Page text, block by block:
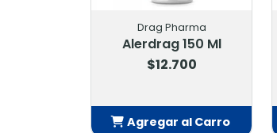
Drag Pharma
Alerdrag 150 Ml
$12.700
Agregar al Carro